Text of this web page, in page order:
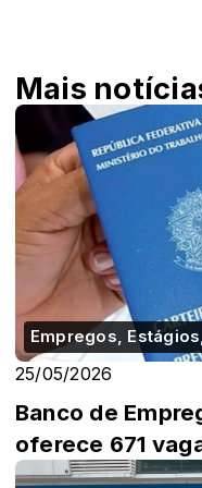
Mais
Empregos,
25/05/2026
Banco de
oferece 671